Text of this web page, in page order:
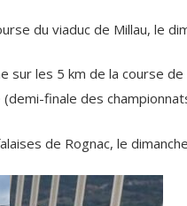
du viaduc de Millau, le
les 5 km de la course de
finale des
de Rognac, le